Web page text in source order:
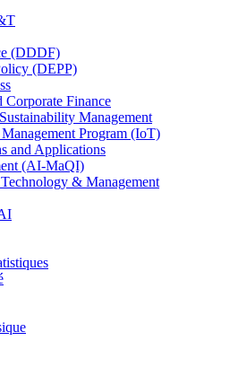
(DDDF)
(DEPP)
Finance
Management
Program (IoT)
and Applications
(AI-MaQI)
& Management